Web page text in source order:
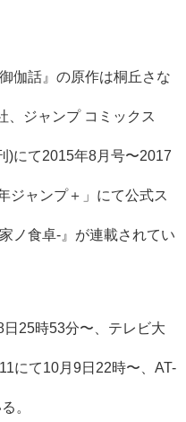
伽話』の原作は桐丘さな
、ジャンプ コミックス
)にて2015年8月号〜2017
ジャンプ＋」にて公式ス
ノ食卓-』が連載されてい
25時53分〜、テレビ大
にて10月9日22時〜、AT-
。